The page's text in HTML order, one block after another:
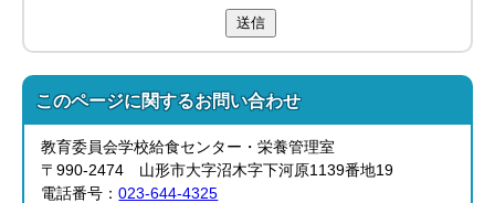
送信
このページに関するお問い合わせ
教育委員会学校給食センター・栄養管理室
〒990-2474 山形市大字沼木字下河原1139番地19
電話番号：023-644-4325